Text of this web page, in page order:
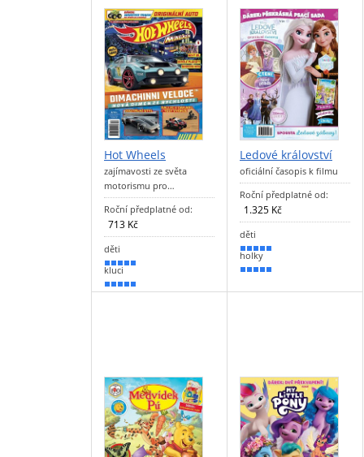
Hot Wheels
zajímavosti ze světa
motorismu pro…
Roční předplatné od:
713 Kč
děti
100 %
kluci
100 %
Ledové království
oficiální časopis k filmu
Roční předplatné od:
1.325 Kč
děti
100 %
holky
100 %